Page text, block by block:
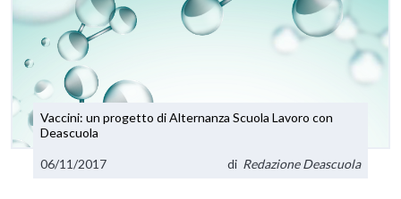
Vaccini: un progetto di Alternanza Scuola Lavoro con
Deascuola
06/11/2017 di Redazione Deascuola